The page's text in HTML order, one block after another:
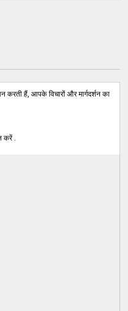
करती हैं, आपके विचारों और मार्गदर्शन का
करें .